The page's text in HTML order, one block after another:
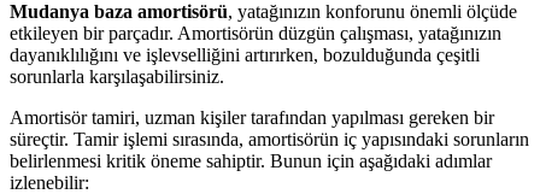
Mudanya baza amortisörü, yatağınızın konforunu önemli ölçüde
etkileyen bir parçadır. Amortisörün düzgün çalışması, yatağınızın
dayanıklılığını ve işlevselliğini artırırken, bozulduğunda çeşitli
sorunlarla karşılaşabilirsiniz.
Amortisör tamiri, uzman kişiler tarafından yapılması gereken bir
süreçtir. Tamir işlemi sırasında, amortisörün iç yapısındaki sorunların
belirlenmesi kritik öneme sahiptir. Bunun için aşağıdaki adımlar
izlenebilir: